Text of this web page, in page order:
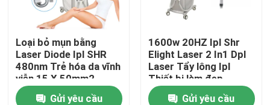
Hướng dẫn VR
Về chúng tôi
Tham quan nhà máy
Loại bỏ mụn bằng
Laser Diode Ipl SHR
480nm Trẻ hóa da vĩnh
viễn 15 X 50mm2
Gửi yêu cầu
1600w 20HZ Ipl Shr
Elight Laser 2 In1 Dpl
Laser Tẩy lông Ipl
Thiết bị làm đẹp
Gửi yêu cầu